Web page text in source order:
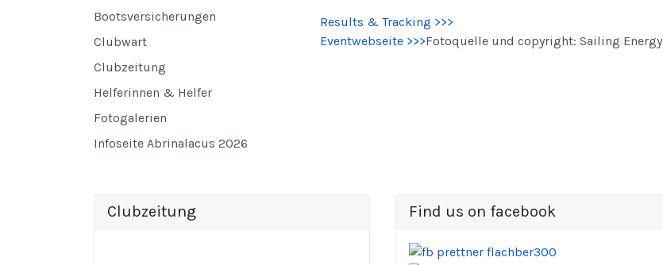
Results & Tracking >>>
Eventwebseite >>>Fotoquelle und copyright: Sailing Energy
Bootsversicherungen
Clubwart
Clubzeitung
Helferinnen & Helfer
Fotogalerien
Infoseite Abrinalacus 2026
Clubzeitung Find us on facebook